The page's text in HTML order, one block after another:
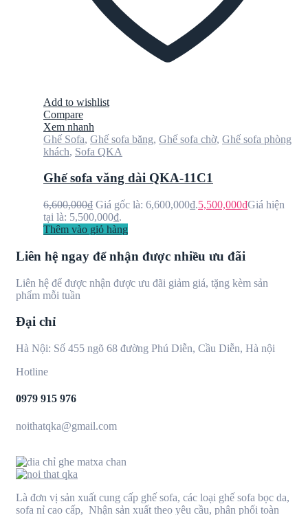
Add to wishlist
Compare
Xem nhanh
Ghế Sofa, Ghế sofa băng, Ghế sofa chờ, Ghế sofa phòng
khách, Sofa QKA
Ghế sofa văng dài QKA-11C1
6,600,000₫ Giá gốc là: 6,600,000₫.5,500,000₫Giá hiện
tại là: 5,500,000₫.
Thêm vào giỏ hàng
Liên hệ ngay để nhận được nhiều ưu đãi
Liên hệ để được nhận được ưu đãi giảm giá, tặng kèm sản
phẩm mỗi tuần
Đại chỉ
Hà Nội: Số 455 ngõ 68 đường Phú Diễn, Cầu Diễn, Hà nội
Hotline
0979 915 976
noithatqka@gmail.com
Là đơn vị sản xuất cung cấp ghế sofa, các loại ghế sofa bọc da,
sofa nỉ cao cấp, Nhận sản xuất theo yêu cầu, phân phối toàn